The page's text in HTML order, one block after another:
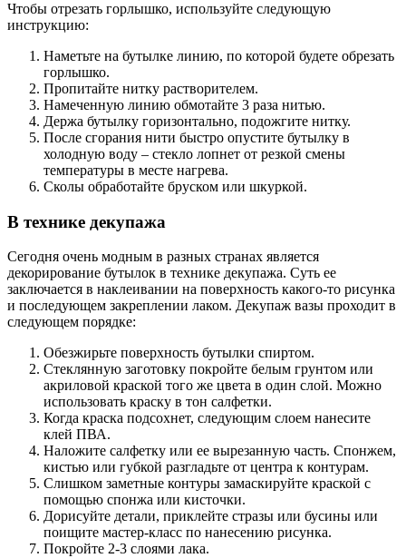
Чтобы отрезать горлышко, используйте следующую
инструкцию:
Наметьте на бутылке линию, по которой будете обрезать
горлышко.
Пропитайте нитку растворителем.
Намеченную линию обмотайте 3 раза нитью.
Держа бутылку горизонтально, подожгите нитку.
После сгорания нити быстро опустите бутылку в
холодную воду – стекло лопнет от резкой смены
температуры в месте нагрева.
Сколы обработайте бруском или шкуркой.
В технике декупажа
Сегодня очень модным в разных странах является
декорирование бутылок в технике декупажа. Суть ее
заключается в наклеивании на поверхность какого-то рисунка
и последующем закреплении лаком. Декупаж вазы проходит в
следующем порядке:
Обезжирьте поверхность бутылки спиртом.
Стеклянную заготовку покройте белым грунтом или
акриловой краской того же цвета в один слой. Можно
использовать краску в тон салфетки.
Когда краска подсохнет, следующим слоем нанесите
клей ПВА.
Наложите салфетку или ее вырезанную часть. Спонжем,
кистью или губкой разгладьте от центра к контурам.
Слишком заметные контуры замаскируйте краской с
помощью спонжа или кисточки.
Дорисуйте детали, приклейте стразы или бусины или
поищите мастер-класс по нанесению рисунка.
Покройте 2-3 слоями лака.